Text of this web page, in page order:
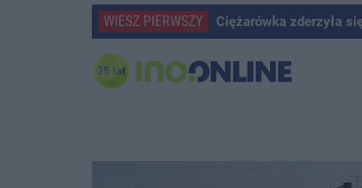
WIESZ PIERWSZY Ciężarówka zderzyła